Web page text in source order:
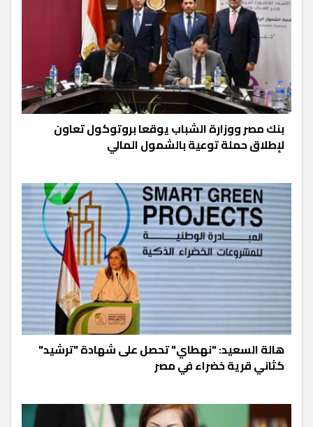
بنك مصر ووزارة الشباب يوقعا بروتوكول تعاون
لإطلاق حملة توعية بالشمول المالي
هالة السعيد: "نهطاي" تحصل على شهادة "ترشيد"
كثاني قرية خضراء في مصر